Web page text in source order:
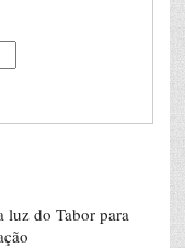
luz do Tabor para